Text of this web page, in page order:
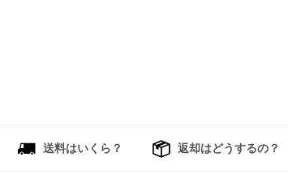
送料はいくら？ 返却はどうするの？